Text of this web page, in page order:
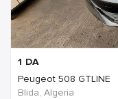
1 DA
Peugeot 508 GTLINE
Blida, Algeria